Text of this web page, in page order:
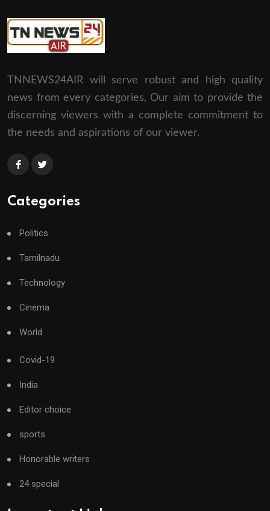
TNNEWS24AIR will serve robust and high quality
news from every categories, Our aim to provide the
discerning viewers with a complete commitment to
the needs and aspirations of our viewer.
Categories
Politics
Tamilnadu
Technology
Cinema
World
Covid-19
India
Editor choice
sports
Honorable writers
24 special